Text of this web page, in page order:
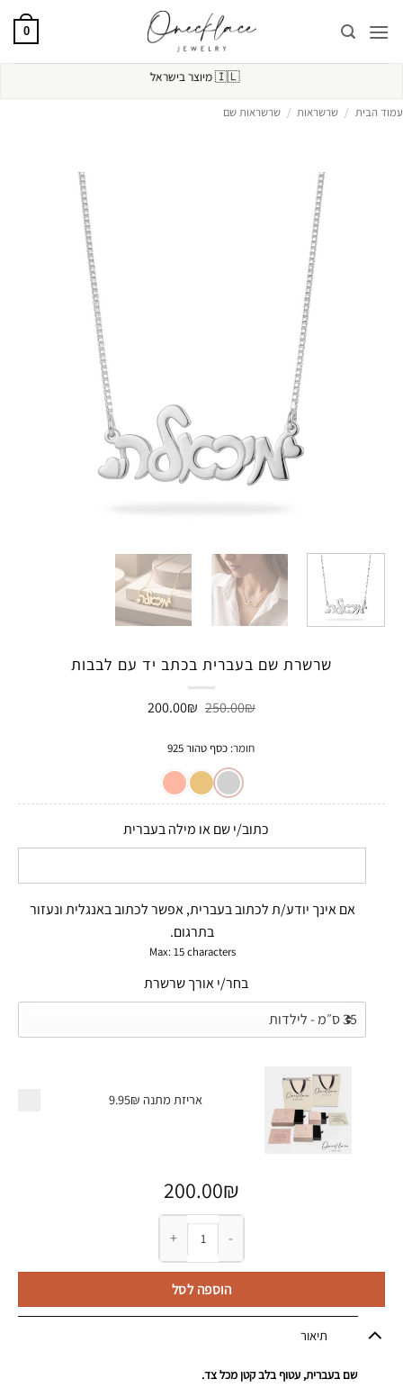
0
🇮🇱מיוצר בישראל
עמוד הבית / שרשראות / שרשראות שם
שרשרת שם בעברית בכתב יד עם לבבות
250.00₪ המחיר
250.00₪.
200.00₪ המחיר
חומר:כסף טהור 925
כתוב/י שם או מילה בעברית
אם אינך יודע/ת לכתוב בעברית, אפשר לכתוב באנגלית ונעזור
בתרגום.
Max: 15 characters
בחר/י אורך שרשרת
אריזת מתנה 9.95₪
200.00₪
כמות של שרשרת שם בעברית בכתב יד עם לבבות
הוספה לסל
תיאור
שם בעברית, עטוף בלב קטן מכל צד.